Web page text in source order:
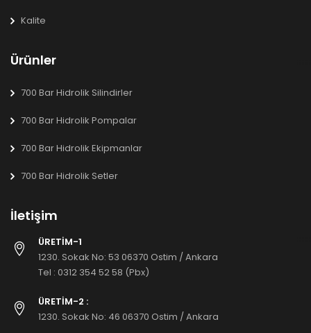
Kalite
Ürünler
700 Bar Hidrolik Silindirler
700 Bar Hidrolik Pompalar
700 Bar Hidrolik Ekipmanlar
700 Bar Hidrolik Setler
İletişim
ÜRETİM-1
1230. Sokak No: 53 06370 Ostim / Ankara
Tel : 0312 354 52 58 (Pbx)
ÜRETİM-2 :
1230. Sokak No: 46 06370 Ostim / Ankara